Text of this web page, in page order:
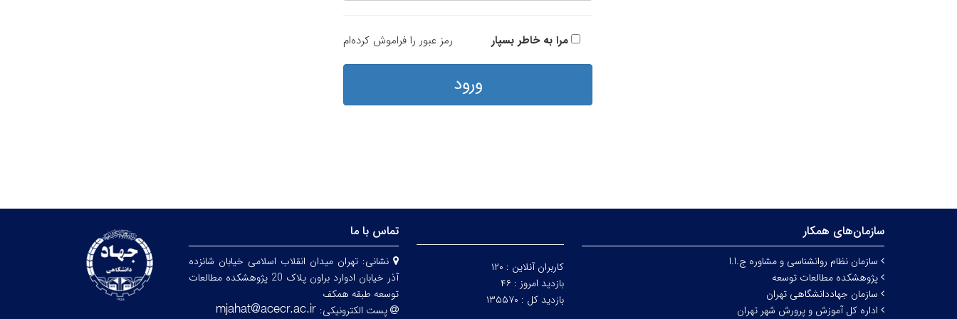
مرا به خاطر بسپار رمز عبور را فراموش کرده‌ام
ورود
سازمان‌های همکار
سازمان نظام روانشناسی و مشاوره ج.ا.ا
پژوهشکده مطالعات توسعه
سازمان جهاددانشگاهی تهران
اداره کل آموزش و پرورش شهر تهران
کاربران آنلاین : ۱۲۰
بازدید امروز : ۴۶
بازدید کل : ۱۳۵۵۷۰
تماس با ما
نشانی:تهران میدان انقلاب اسلامی خیابان شانزده
آذر خیابان ادوارد براون پلاک 20 پژوهشکده مطالعات
توسعه طبقه همکف
پست الکترونیکی: